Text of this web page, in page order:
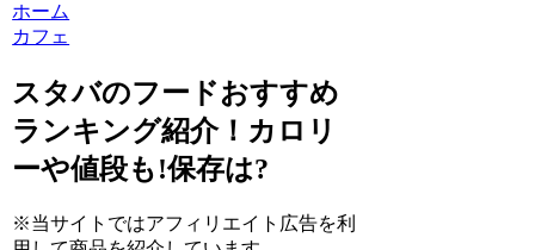
ホーム
カフェ
スタバのフードおすすめ
ランキング紹介！カロリ
ーや値段も!保存は?
※当サイトではアフィリエイト広告を利